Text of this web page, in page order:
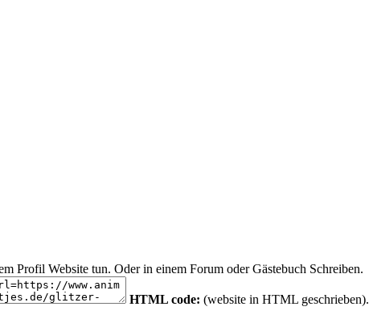
Profil Website tun. Oder in einem Forum oder Gästebuch Schreiben.
HTML code: (website in HTML geschrieben).